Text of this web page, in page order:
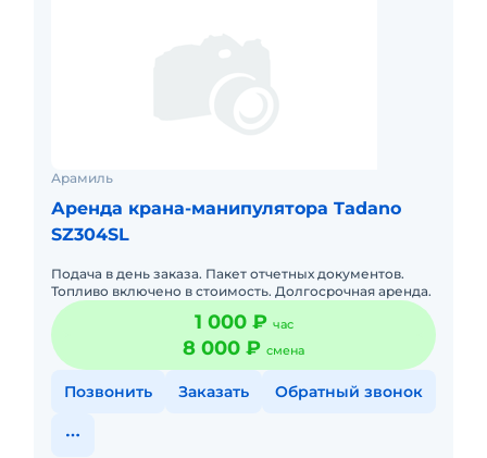
Арамиль
Аренда крана-манипулятора Tadano
SZ304SL
Подача в день заказа. Пакет отчетных документов.
Топливо включено в стоимость. Долгосрочная аренда.
1 000 ₽ час
8 000 ₽ смена
Позвонить Заказать Обратный звонок